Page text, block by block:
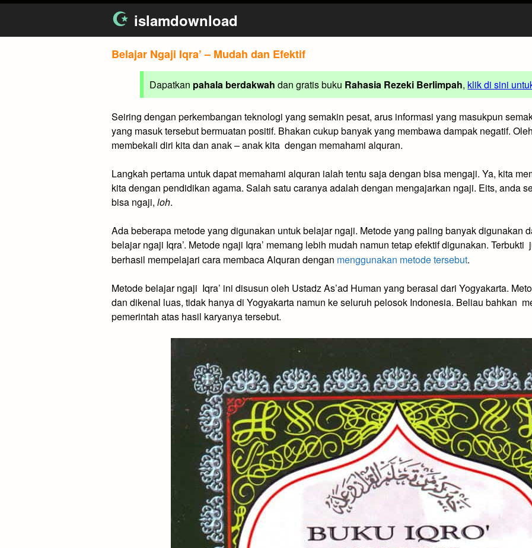
content
islamdownload
Belajar Ngaji Iqra’ – Mudah dan Efektif
Dapatkan pahala berdakwah dan gratis buku Rahasia Rezeki Berlimpah, klik di sini
Seiring dengan perkembangan teknologi yang semakin pesat, arus informasi yang masukpun
yang masuk tersebut bermuatan positif. Bhakan cukup banyak yang membawa dampak negatif.
membekali diri kita dan anak – anak kita dengan memahami alquran.
Langkah pertama untuk dapat memahami alquran ialah tentu saja dengan bisa mengaji. Ya, kita
kita dengan pendidikan agama. Salah satu caranya adalah dengan mengajarkan ngaji. Eits, anda
bisa ngaji, loh.
Ada beberapa metode yang digunakan untuk belajar ngaji. Metode yang paling banyak digunakan
belajar ngaji Iqra’. Metode ngaji Iqra’ memang lebih mudah namun tetap efektif digunakan.
berhasil mempelajari cara membaca Alquran dengan menggunakan metode tersebut.
Metode belajar ngaji Iqra’ ini disusun oleh Ustadz As’ad Human yang berasal dari Yogyakarta.
dan dikenal luas, tidak hanya di Yogyakarta namun ke seluruh pelosok Indonesia. Beliau bahkan
pemerintah atas hasil karyanya tersebut.